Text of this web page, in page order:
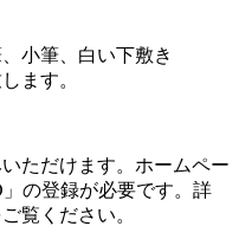
小筆、白い下敷き
ます。
ただけます。ホームペー
の登録が必要です。詳
覧ください。